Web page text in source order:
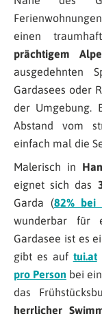
einen
prächtigem
ausgedehnten
Gardasees oder
der Umgebung.
Abstand vom
einfach mal die
Malerisch in
eignet sich das
Garda (82% bei
wunderbar für
Gardasee ist es
gibt es auf tui.at
pro Person bei
das
herrlicher